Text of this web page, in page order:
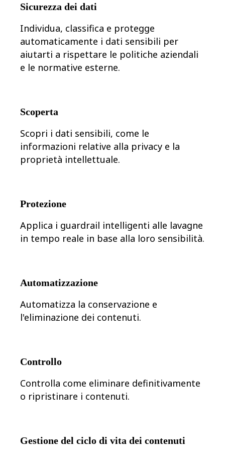
Farmaceutica e scienze della vita
Gestione del prodotto
Design e UX
Progettazione
Leadership di prodotto e operazioni
Operazioni
Marketing
Progettazione dell'esperienza cliente e dei servizi
Trasformazione cloud e software
Risorse
Formazione
Community e supporto
Eventi
Community
Blog
Prezzi
Sicurezza dei dati
Individua, classifica e protegge
automaticamente i dati sensibili per
aiutarti a rispettare le politiche aziendali
e le normative esterne.
Scoperta
Scopri i dati sensibili, come le
informazioni relative alla privacy e la
proprietà intellettuale.
Protezione
Applica i guardrail intelligenti alle lavagne
in tempo reale in base alla loro sensibilità.
Automatizzazione
Automatizza la conservazione e
l'eliminazione dei contenuti.
Controllo
Controlla come eliminare definitivamente
o ripristinare i contenuti.
Gestione del ciclo di vita dei contenuti